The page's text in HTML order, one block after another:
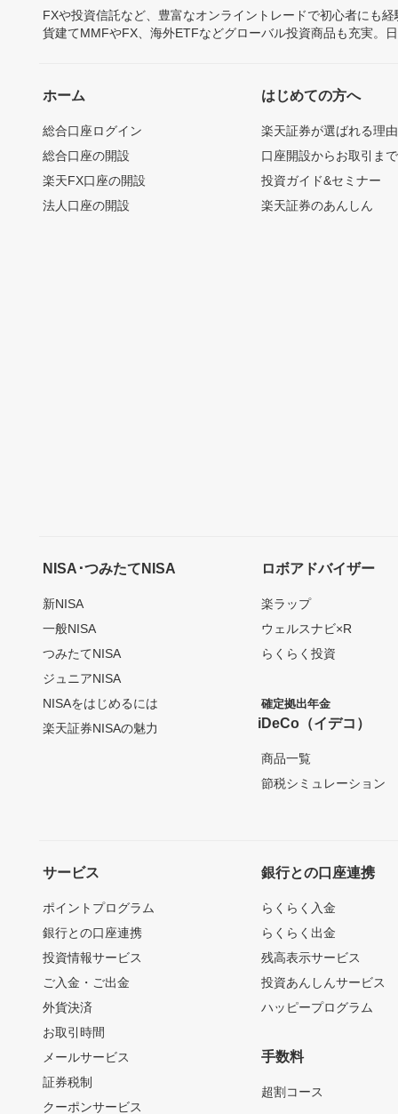
FXや投資信託など、豊富なオンライントレードで初心者にも
貨建てMMFやFX、海外ETFなどグローバル投資商品も充実。
ホーム
総合口座ログイン
総合口座の開設
楽天FX口座の開設
法人口座の開設
はじめての方へ
楽天証券が選ばれる理由
口座開設からお取引ま
投資ガイド&セミナー
楽天証券のあんしん
NISA･つみたてNISA
新NISA
一般NISA
つみたてNISA
ジュニアNISA
NISAをはじめるには
楽天証券NISAの魅力
ロボアドバイザー
楽ラップ
ウェルスナビ×R
らくらく投資
確定拠出年金
iDeCo（イデコ）
商品一覧
節税シミュレーション
サービス
ポイントプログラム
銀行との口座連携
投資情報サービス
ご入金・ご出金
外貨決済
お取引時間
メールサービス
証券税制
クーポンサービス
銀行との口座連携
らくらく入金
らくらく出金
残高表示サービス
投資あんしんサービス
ハッピープログラム
手数料
超割コース